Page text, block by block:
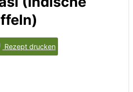
Rezept drucken